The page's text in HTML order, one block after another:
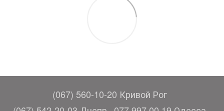
(067) 560-10-20 Кривой Рог